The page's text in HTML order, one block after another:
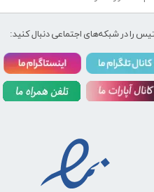
را در شبکه‌های اجتماعی دنبال کنید: